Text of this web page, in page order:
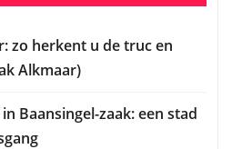
zo herkent u de truc en
Alkmaar)
Baansingel-zaak: een stad